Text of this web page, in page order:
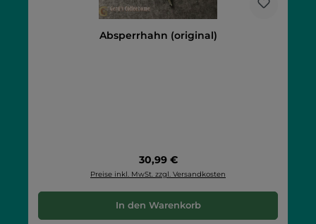
Absperrhahn (original)
Regulärer Preis:
30,99 €
Preise inkl. MwSt. zzgl. Versandkosten
In den Warenkorb